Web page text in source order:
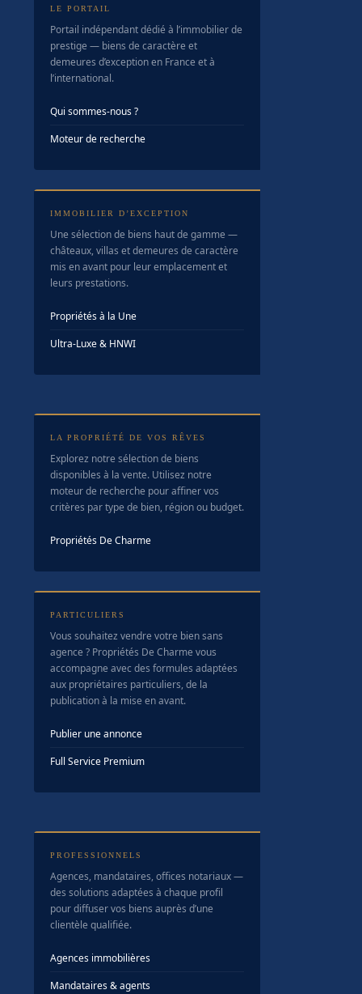
LE PORTAIL
Portail indépendant dédié à l’immobilier de
prestige — biens de caractère et
demeures d’exception en France et à
l’international.
Qui sommes-nous ?
Moteur de recherche
IMMOBILIER D’EXCEPTION
Une sélection de biens haut de gamme —
châteaux, villas et demeures de caractère
mis en avant pour leur emplacement et
leurs prestations.
Propriétés à la Une
Ultra-Luxe & HNWI
LA PROPRIÉTÉ DE VOS RÊVES
Explorez notre sélection de biens
disponibles à la vente. Utilisez notre
moteur de recherche pour affiner vos
critères par type de bien, région ou budget.
Propriétés De Charme
PARTICULIERS
Vous souhaitez vendre votre bien sans
agence ? Propriétés De Charme vous
accompagne avec des formules adaptées
aux propriétaires particuliers, de la
publication à la mise en avant.
Publier une annonce
Full Service Premium
PROFESSIONNELS
Agences, mandataires, offices notariaux —
des solutions adaptées à chaque profil
pour diffuser vos biens auprès d’une
clientèle qualifiée.
Agences immobilières
Mandataires & agents